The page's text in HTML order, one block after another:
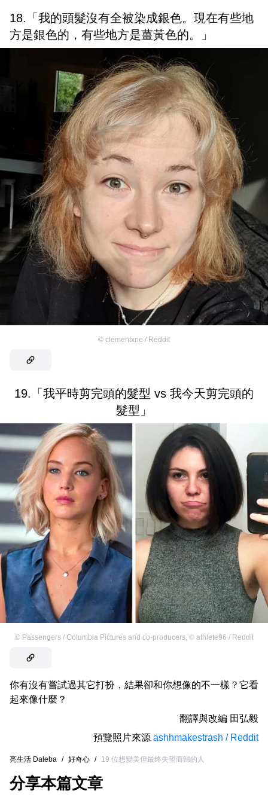
18.「我的頭髮沒有全被染成銀色。現在有些地
方是銀色的，有些地方是薑黃色的。」
© clementxne / Reddit
19.「我平時剪完頭的髮型 vs 我今天剪完頭的
髮型」
© Passengers / Columbia Pictures and co-producers, © athlete96 / Reddit
你有沒有嘗試過其它打扮，結果卻和你想像的不一樣？它看
起來像什麼？
翻譯與改編 田弘毅
預覽照片來源 ashhmakestrash / Reddit
亮生活 Daleba / 好奇心 / 19 位想變美但最终失望而歸的人
分享本篇文章